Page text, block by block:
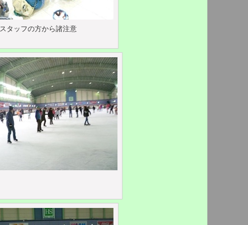
スタッフの方から諸注意